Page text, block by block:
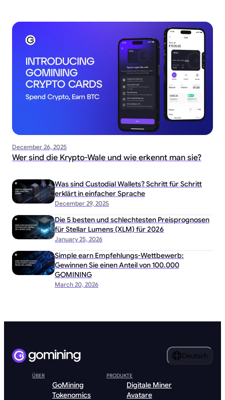
December 26, 2025
Wer sind die Krypto-Wale und wie erkennt man sie?
December 29, 2025
Was sind Custodial Wallets? Schritt für Schritt
erklärt in einfacher Sprache
January 25, 2026
Die 5 besten und schlechtesten Preisprognosen
für Stellar Lumens (XLM) für 2026
March 20, 2026
Simple earn Empfehlungs-Wettbewerb:
Gewinnen Sie einen Anteil von 100.000
GOMINING
Deutsch
ÜBER
GoMining
Tokenomics
PRODUKTE
Digitale Miner
Avatare